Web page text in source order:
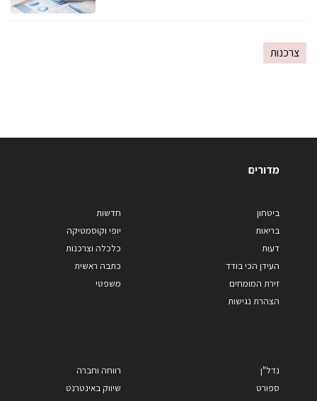
צרכנות
מדורים
ביטחון
בריאות
דעות
העידן הכי בודד
זירת המומחים
הצהרת נגישות
חדשות
יופי וקוסמטיקה
כלכלה וצרכנות
כתבה ראשית
משפטי
נדל"ן
ספורט
רווחה וחברה
שיווק באינטרנט